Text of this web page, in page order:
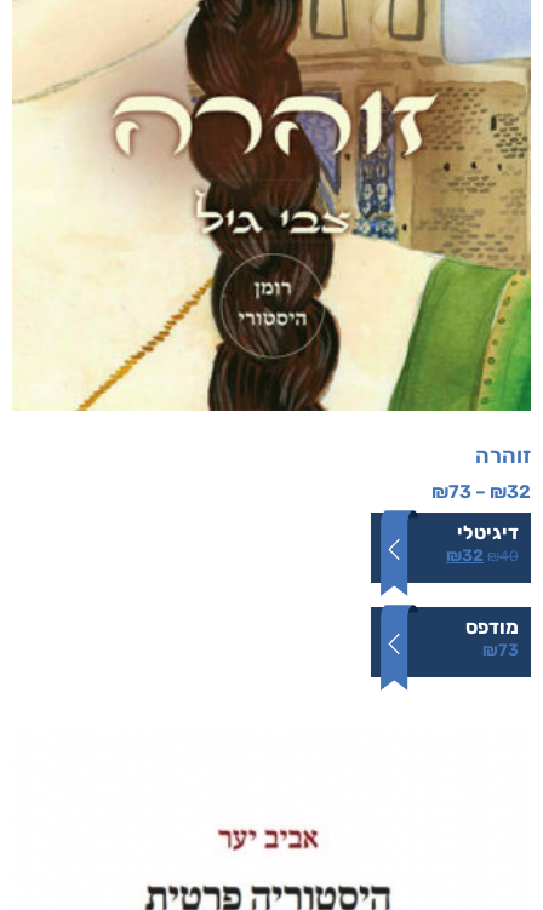
זוהרה
₪32
–
₪73
דיגיטלי
₪40
₪32
מודפס
₪73